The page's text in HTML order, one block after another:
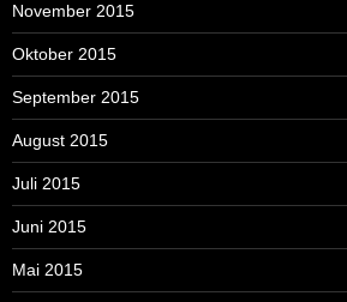
November 2015
Oktober 2015
September 2015
August 2015
Juli 2015
Juni 2015
Mai 2015